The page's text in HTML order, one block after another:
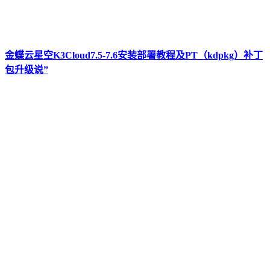
金蝶云星空K3Cloud7.5-7.6安装部署教程及PT（kdpkg）补丁
包升级说”